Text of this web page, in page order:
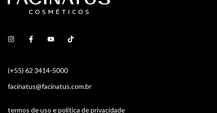
(+55) 62 3414-5000
facinatus@facinatus.com.br
termos de uso e politica de privacidade